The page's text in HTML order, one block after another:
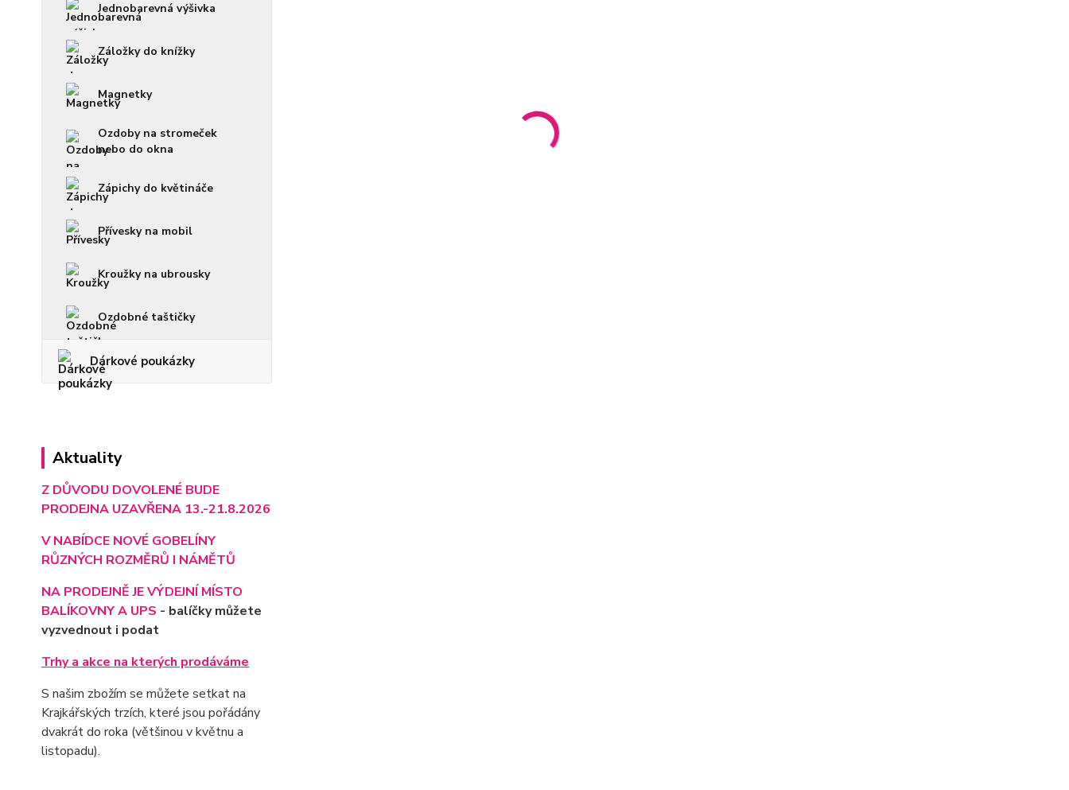
Jednobarevná výšivka
Záložky do knížky
Magnetky
Ozdoby na stromeček
nebo do okna
Zápichy do květináče
Přívesky na mobil
Kroužky na ubrousky
Ozdobné taštičky
Dárkové poukázky
Aktuality
Z DŮVODU DOVOLENÉ BUDE
PRODEJNA UZAVŘENA 13.-21.8.2026
V NABÍDCE NOVÉ GOBELÍNY
RŮZNÝCH ROZMĚRŮ I NÁMĚTŮ
NA PRODEJNĚ JE VÝDEJNÍ MÍSTO
BALÍKOVNY A UPS - balíčky můžete
vyzvednout i podat
Trhy a akce na kterých prodáváme
S našim zbožím se můžete setkat na
Krajkářských trzích, které jsou pořádány
dvakrát do roka (většinou v květnu a
listopadu).